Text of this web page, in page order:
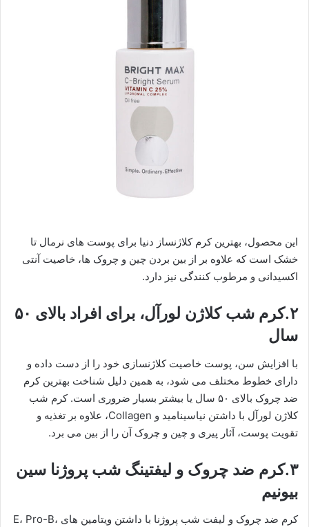
این محصول، بهترین کرم کلاژنساز دنیا برای پوست های نرمال تا
خشک است که علاوه بر از بین بردن چین و چروک ها، خاصیت آنتی
اکسیدانی و مرطوب کنندگی نیز دارد.
۲.کرم شب کلاژن لورآل، برای افراد بالای ۵۰
سال
با افزایش سن، پوست خاصیت کلاژنسازی خود را از دست داده و
دارای خطوط مختلف می شود، به همین دلیل شناخت بهترین کرم
ضد چروک بالای ۵۰ سال یا بیشتر بسیار ضروری است. کرم شب
کلاژن لورآل با داشتن نیاسینامید و Collagen، علاوه بر تغذیه و
تقویت پوست، آثار پیری و چین و چروک آن را از بین می برد.
۳.کرم ضد چروک و لیفتینگ شب پروژنا سین
بیونیم
کرم ضد چروک و لیفت شب پروژنا با داشتن ویتامین های E، Pro-B،